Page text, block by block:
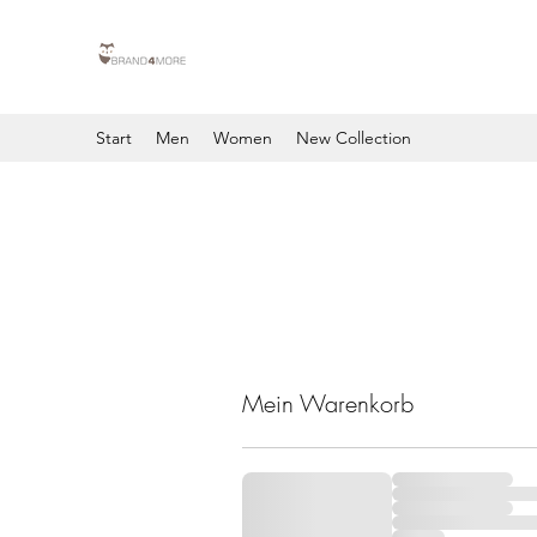
Start Men Women New Collection
Mein Warenkorb